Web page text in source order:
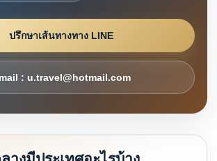
ปรึกษาเส้นทางทาง LINE
: u.travel@hotmail.com